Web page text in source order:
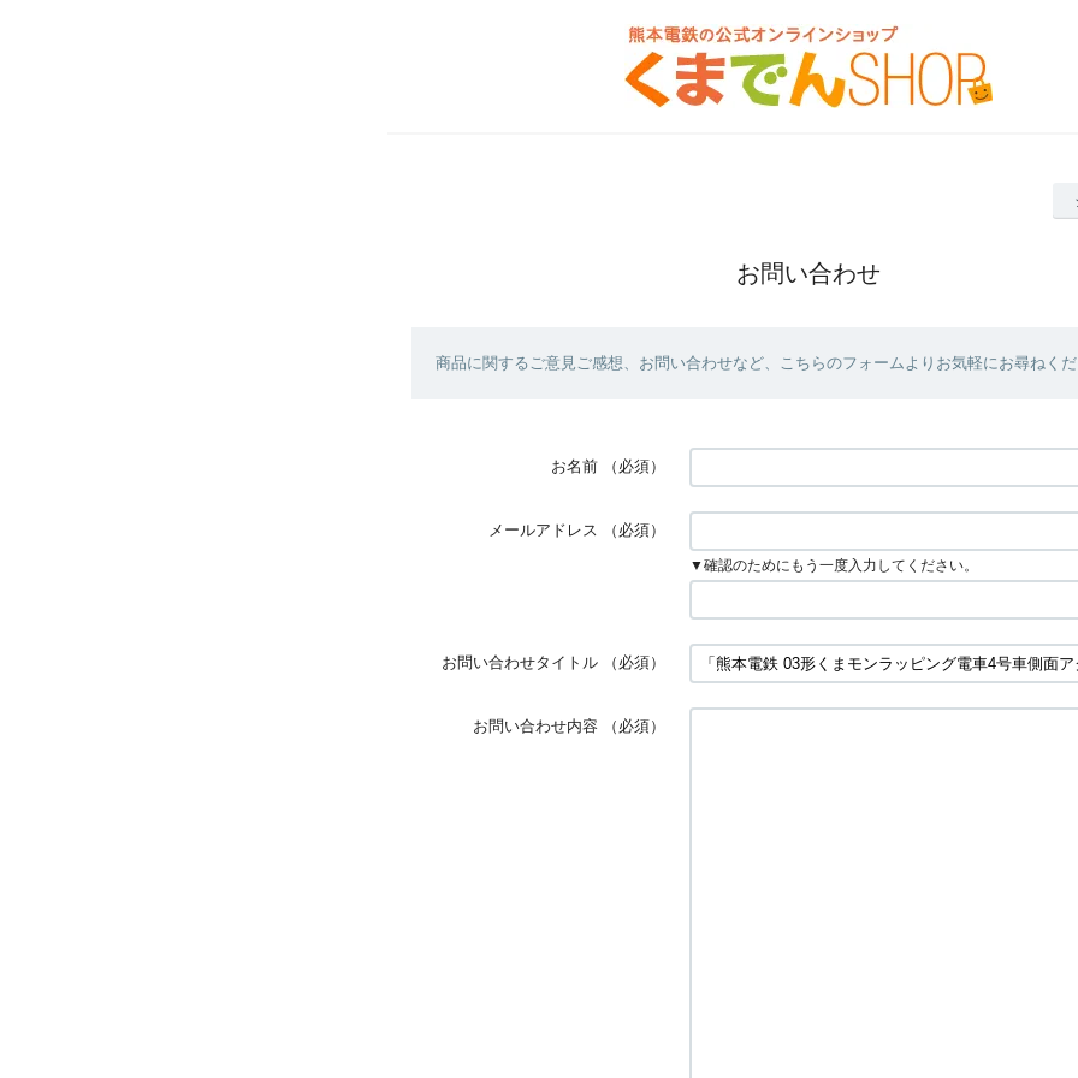
お問い合わせ
商品に関するご意見ご感想、お問い合わせなど、こちらのフォームよりお気軽にお尋ねくだ
お名前 （必須）
メールアドレス （必須）
▼確認のためにもう一度入力してください。
お問い合わせタイトル （必須）
お問い合わせ内容 （必須）